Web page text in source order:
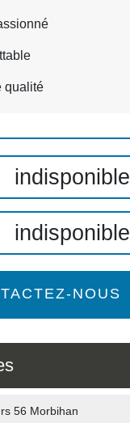
qualité
indisponible
indisponible
NOUS
56 Morbihan